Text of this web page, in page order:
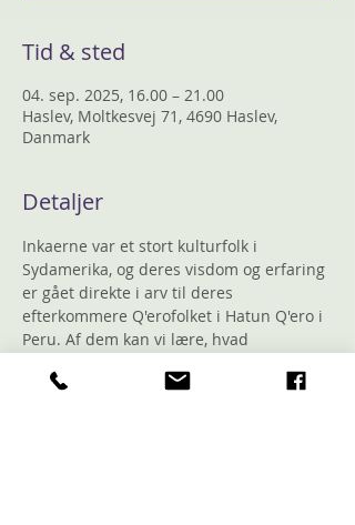
Tid & sted
04. sep. 2025, 16.00 – 21.00
Haslev, Moltkesvej 71, 4690 Haslev,
Danmark
Detaljer
Inkaerne var et stort kulturfolk i
Sydamerika, og deres visdom og erfaring
er gået direkte i arv til deres
efterkommere Q'erofolket i Hatun Q'ero i
Peru. Af dem kan vi lære, hvad
fødsel: Når sjælen skal inkarneres på